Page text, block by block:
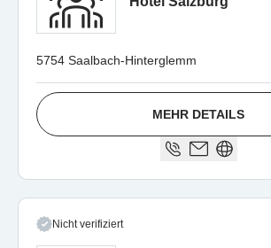
5754 Saalbach-Hinterglemm
MEHR DETAILS
Nicht verifiziert